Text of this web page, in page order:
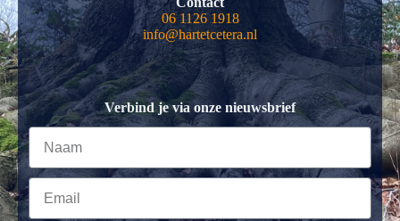
06 1126 1918
info@hartetcetera.nl
Verbind je via onze nieuwsbrief